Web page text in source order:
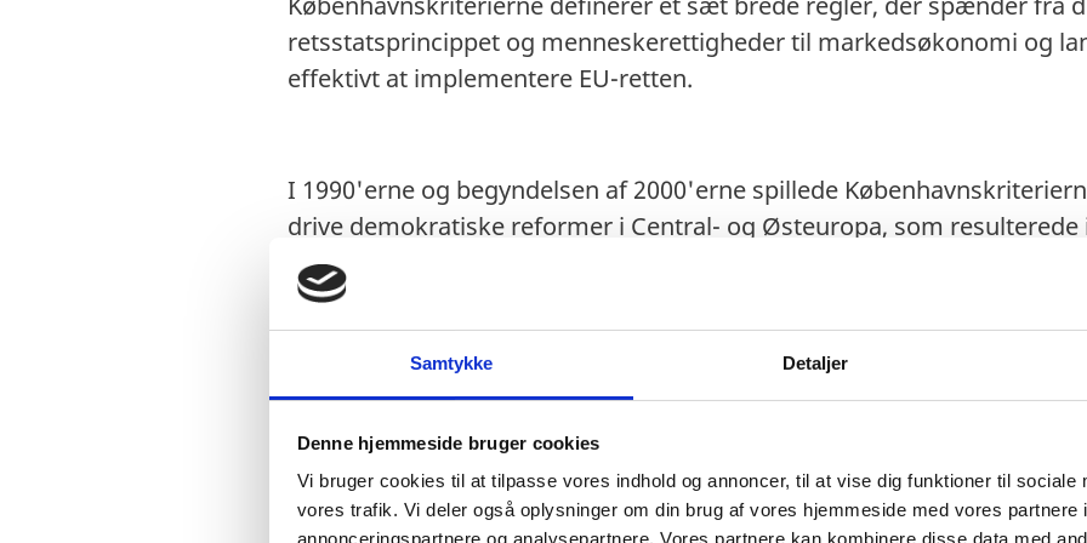
Samtykke Detaljer
Denne hjemmeside bruger cookies
Vi bruger cookies til at tilpasse vores indhold og annoncer, til at vise dig funktioner til sociale
vores trafik. Vi deler også oplysninger om din brug af vores hjemmeside med vores partnere
retsstatsprincippet og menneskerettigheder til markedsøkonomi og
effektivt at implementere EU-retten.
I 1990'erne og begyndelsen af 2000'erne spillede
drive demokratiske reformer i Central- og Østeuropa, som resulterede
beslutning om at byde ti nye medlemslande velkommen i EU under
2002. Deres optagelse i EU trådte formelt i kraft i 2004.
styrende i den aktuelle udvidelsesproces med landene på Vestbalkan
Ukraine, Moldova og Georgien.
30-året for Københavnskriterierne er derfor en god mulighed for at se
landvindinger som udfordringer over de seneste tre årtiers arbejde